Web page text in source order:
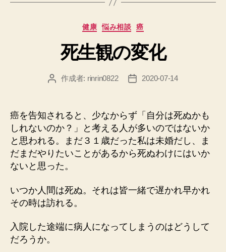
カ
ゴ
リ
健康 悩み相談 癌
死生観の変化
投 作成者: rinrin0822
投
2020-07-14
癌を告知されると、少なからず「自分は死ぬかも
しれないのか？」と考える人が多いのではないか
と思われる。まだ３１歳だった私は未婚だし、ま
だまだやりたいことがあるから死ぬわけにはいか
ないと思った。
いつか人間は死ぬ。それは皆一緒で遅かれ早かれ
その時は訪れる。
入院した途端に病人になってしまうのはどうして
だろうか。